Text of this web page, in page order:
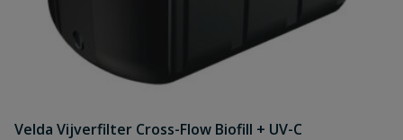
Velda Vijverfilter Cross-Flow Biofill + UV-C